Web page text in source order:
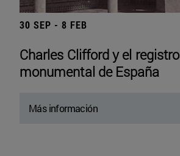
30 SEP - 8 FEB
Charles Clifford y el registro
monumental de España
Más información